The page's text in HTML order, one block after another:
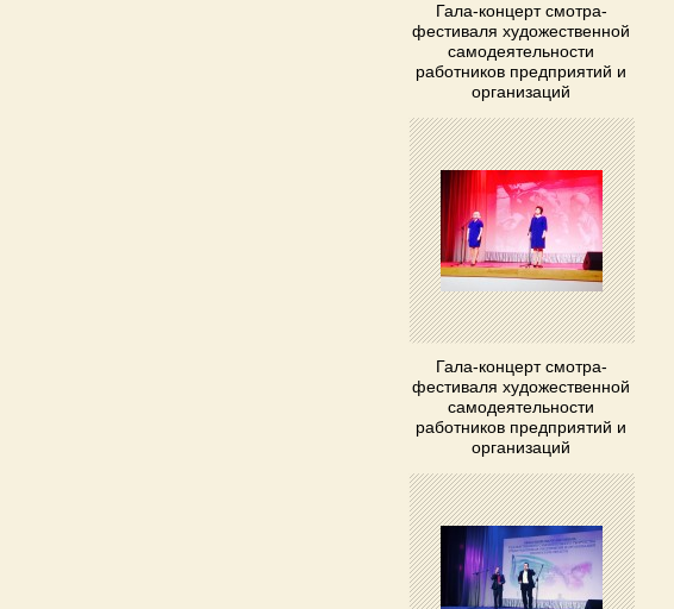
Гала-концерт смотра-
фестиваля художественной
самодеятельности
работников предприятий и
организаций
Гала-концерт смотра-
фестиваля художественной
самодеятельности
работников предприятий и
организаций